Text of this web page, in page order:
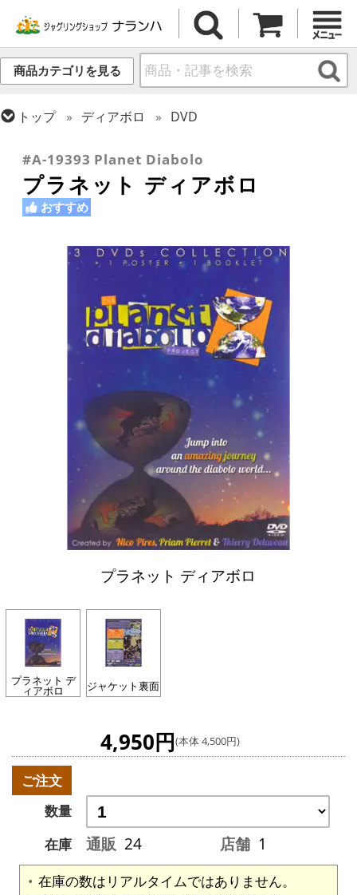
商品カテゴリを見る
トップ ディアボロ
DVD
#A-19393 Planet Diabolo
プラネット ディアボロ
おすすめ
プラネット ディアボロ
プラネット デ
ィアボロ ジャケット裏面
4,950円(本体 4,500円)
ご注文
数量
在庫
通販 24 店舗 1
在庫の数はリアルタイムではありません。